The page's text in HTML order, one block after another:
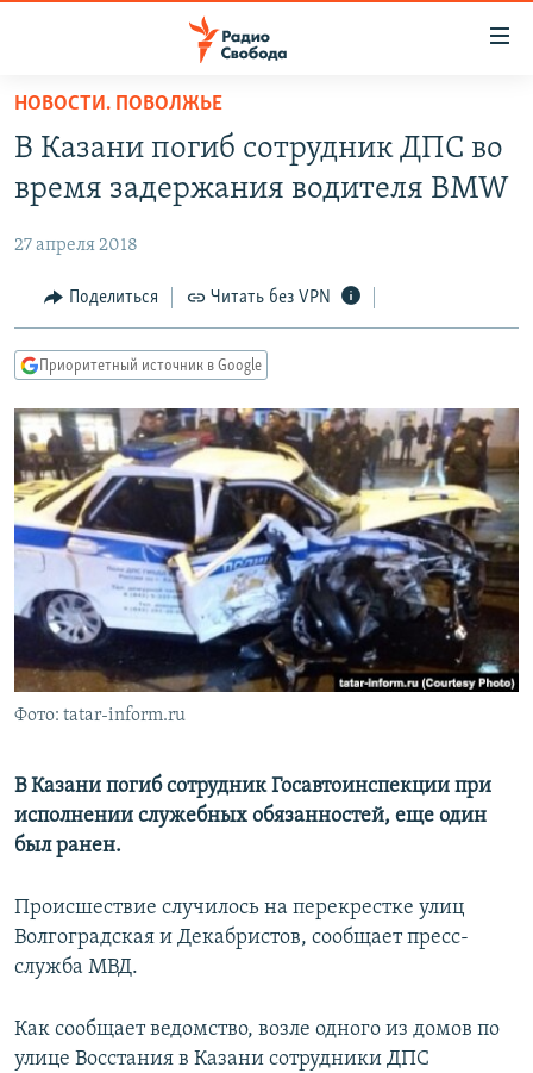
упрощенного
доступа
основному
Вернутся
главной
навигации
Вернутся
поиску
АВТОРСКИЕ ПРОЕКТЫ
ЦИТАТЫ СВОБОДЫ
МНЕНИЯ
IDEL.РЕАЛИИ
КАВКАЗ.РЕАЛИИ
СЕВЕР.РЕАЛИИ
СИБИРЬ.РЕАЛИИ
РАСПИСАНИЕ ВЕЩАНИЯ
ПОДПИШИТЕСЬ НА РАССЫЛКУ
СОЦИАЛЬНЫЕ СЕТИ
Все сайты РСЕ/РС
НОВОСТИ. ПОВОЛЖЬЕ
В Казани погиб сотрудник ДПС во
время задержания водителя BMW
27 апреля 2018
Поделиться Читать без VPN
Приоритетный источник в Google
Фото: tatar-inform.ru
В Казани погиб сотрудник Госавтоинспекции при
исполнении служебных обязанностей, еще один
был ранен.
Происшествие случилось на перекрестке улиц
Волгоградская и Декабристов, сообщает пресс-
служба МВД.
Как сообщает ведомство, возле одного из домов по
улице Восстания в Казани сотрудники ДПС